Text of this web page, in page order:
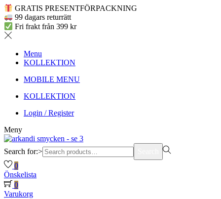
GRATIS PRESENTFÖRPACKNING
99 dagars returrätt
Fri frakt från 399 kr
Menu
KOLLEKTION
MOBILE MENU
KOLLEKTION
Login / Register
Meny
Search for:>
0
Önskelista
0
Varukorg